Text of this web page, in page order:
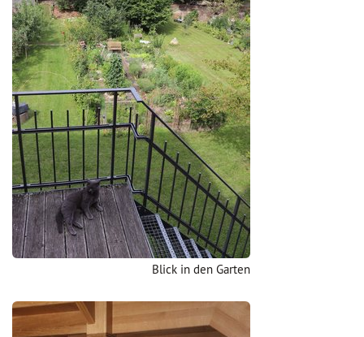
Blick in den Garten